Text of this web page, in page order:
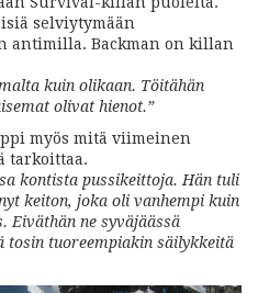
selviytymään
antimilla. Backman on killan
kuin olikaan. Töitähän
olivat hienot.”
myös mitä viimeinen
tarkoittaa.
kontista pussikeittoja. Hän tuli
keiton, joka oli vanhempi kuin
Eiväthän ne syväjäässä
tosin tuoreempiakin säilykkeitä